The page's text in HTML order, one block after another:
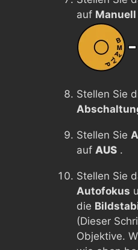
auf
Stellen Sie
Stellen Sie
auf AUS .
Stellen Sie
Autofokus
die
(Dieser
Objektive.